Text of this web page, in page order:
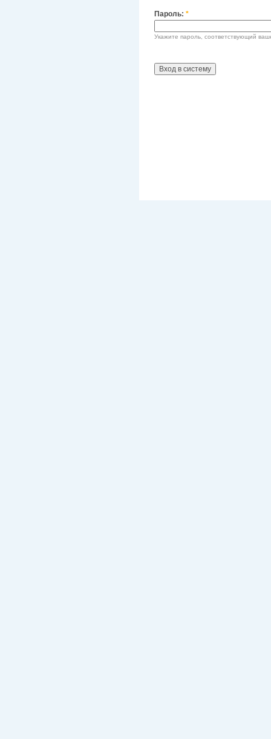
Пароль: *
Укажите пароль, соответствующий